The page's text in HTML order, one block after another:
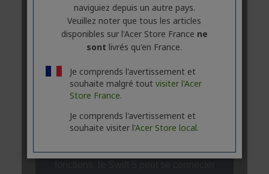
naviguiez depuis un autre pays.
Veuillez noter que tous les articles
disponibles sur l'Acer Store France ne
sont livrés qu'en France.
Je comprends l'avertissement et
souhaite malgré tout visiter l'Acer
Store France.
Je comprends l'avertissement et
souhaite visiter l'Acer Store local.